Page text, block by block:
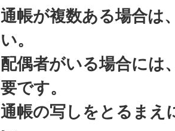
通帳が複数ある場合は
い。
配偶者がいる場合には
要です。
通帳の写しをとるまえ